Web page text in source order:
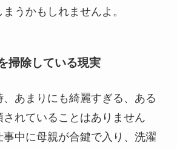
うかもしれませんよ。
掃除している現実
あまりにも綺麗すぎる、ある
れていることはありません
中に母親が合鍵で入り、洗濯